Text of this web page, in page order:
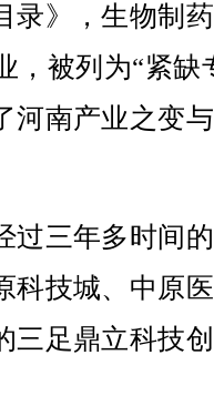
录》，生物制
，被列为“紧缺
河南产业之变
三年多时间
科技城、中原
三足鼎立科技